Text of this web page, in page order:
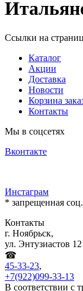
Ссылки на
Каталог
Акции
Доставка
Новости
Корзина
Контакты
Мы в соцсетях
Вконтакте
Инстаграм
* запрещенная
Контакты
г. Ноябрьск,
ул. Энтузиастов 12
☎
45-33-23,
+7(922)099-33-13
В соответствии с